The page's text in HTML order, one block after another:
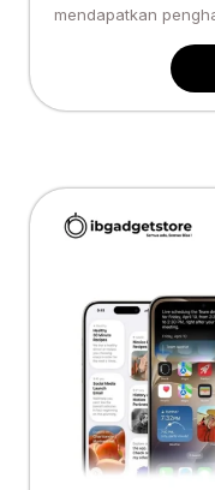
mendapatkan